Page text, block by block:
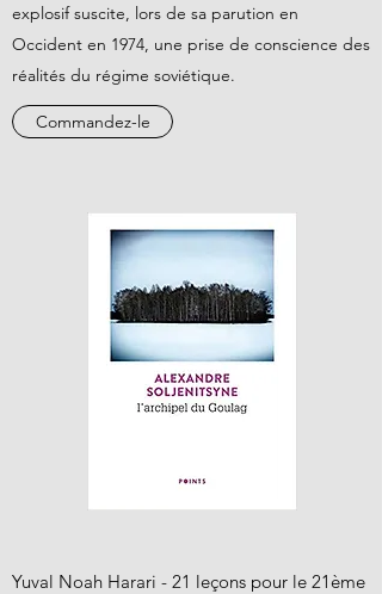
explosif suscite, lors de sa parution en
Occident en 1974, une prise de conscience des
réalités du régime soviétique.
Commandez-le
Yuval Noah Harari - 21 leçons pour le 21ème